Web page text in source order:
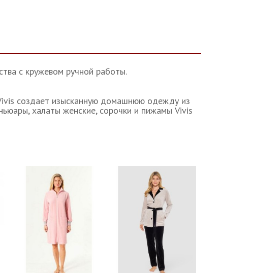
с кружевом ручной работы.
создает изысканную домашнюю одежду из
халаты женские, сорочки и пижамы Vivis